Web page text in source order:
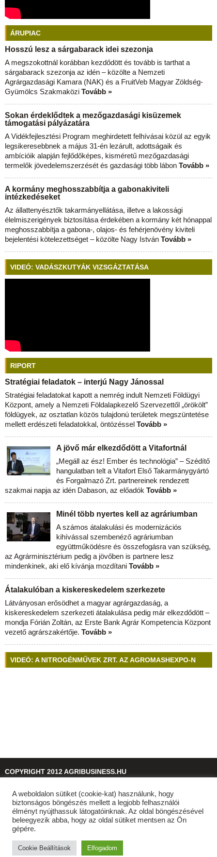
ÁRUPIAC
Hosszú lesz a sárgabarack idei szezonja
A megszokottnál korábban kezdődött és tovább is tarthat a
sárgabarack szezonja az idén – közölte a Nemzeti
Agrárgazdasági Kamara (NAK) és a FruitVeb Magyar Zöldség-
Gyümölcs Szakmaközi Tovább »
Sokan érdeklődtek a mezőgazdasági kisüzemek
támogatási pályázatára
A Vidékfejlesztési Program meghirdetett felhívásai közül az egyik
legsikeresebbnek a május 31-én lezárult, adottságaik és
ambícióik alapján fejlődőképes, kisméretű mezőgazdasági
termelők jövedelemszerzését és gazdasági több lábon Tovább »
A kormány meghosszabbítja a gabonakiviteli
intézkedéseket
Az állattenyésztők takarmányellátása, illetve a lakossági
élelmiszerigények biztosítása érdekében a kormány két hónappal
meghosszabbítja a gabona-, olajos- és fehérjenövény kiviteli
bejelentési kötelezettséget – közölte Nagy István Tovább »
VIDEÓ: VADÁSZKUTYÁK VIZSGÁZTATÁSA
RIPORT
Stratégiai feladatok – interjú Nagy Jánossal
Stratégiai feladatokat kapott a nemrég indult Nemzeti Földügyi
Központ, amely a Nemzeti Földalapkezelő Szervezettől „örökölt”
földügyek, az osztatlan közös tulajdonú területek megszüntetése
mellett erdészeti feladatokkal, öntözéssel Tovább »
A jövő már elkezdődött a Vitafortnál
„Megáll az ész! Ember és technológia” – Szédítő
hangulatban telt a Vitafort Első Takarmánygyártó
és Forgalmazó Zrt. partnereinek rendezett
szakmai napja az idén Dabason, az előadók Tovább »
Minél több nyertes kell az agráriumban
A számos átalakulási és modernizációs
kihívással szembenéző agráriumban
együttműködésre és összefogásra van szükség,
az Agrárminisztérium pedig a jövőben is partnere lesz
mindenkinek, aki elő kívánja mozdítani Tovább »
Átalakulóban a kiskereskedelem szerkezete
Látványosan erősödhet a magyar agrárgazdaság, a
kiskereskedelem szerkezeti átalakulása pedig már elkezdődött –
mondja Fórián Zoltán, az Erste Bank Agrár Kompetencia Központ
vezető agrárszakértője. Tovább »
VIDEÓ: A NITROGÉNMŰVEK ZRT. AZ AGROMASHEXPO-N
COPYRIGHT 2012 AGRIBUSINESS.HU
© 2026agribusiness.hu
A weboldalon sütiket (cookie-kat) használunk, hogy
biztonságos böngészés mellett a legjobb felhasználói
élményt nyújthassuk látogatóinknak. Az oldal böngészésével
beleegyezik abba, hogy az oldal sütiket mentsen az Ön
gépére.
Cookie Beállítások Elfogadom